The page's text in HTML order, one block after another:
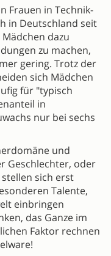
Frauen in Technik-
in Deutschland seit
dazu
zu machen,
gering. Trotz der
sich Mädchen
für "typisch
in
nur bei sechs
und
Geschlechter, oder
sich erst
Talente,
einbringen
das Ganze im
Faktor rechnen